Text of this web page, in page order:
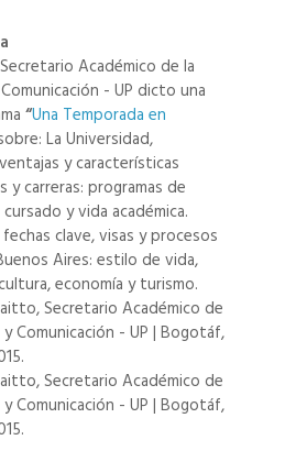
Académico de la
- UP dicto una
“Una Temporada en
La Universidad,
y características
carreras: programas de
y vida académica.
clave, visas y procesos
Aires: estilo de vida,
economía y turismo.
Secretario Académico de
Comunicación - UP | Bogotáf,
Secretario Académico de
Comunicación - UP | Bogotáf,